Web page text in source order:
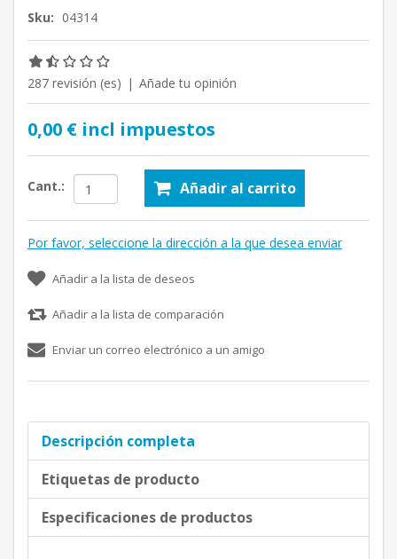
Sku: 04314
287 revisión (es) | Añade tu opinión
0,00 € incl impuestos
Cant.: Añadir al carrito
Por favor, seleccione la dirección a la que desea enviar
Añadir a la lista de deseos
Añadir a la lista de comparación
Enviar un correo electrónico a un amigo
Descripción completa
Etiquetas de producto
Especificaciones de productos